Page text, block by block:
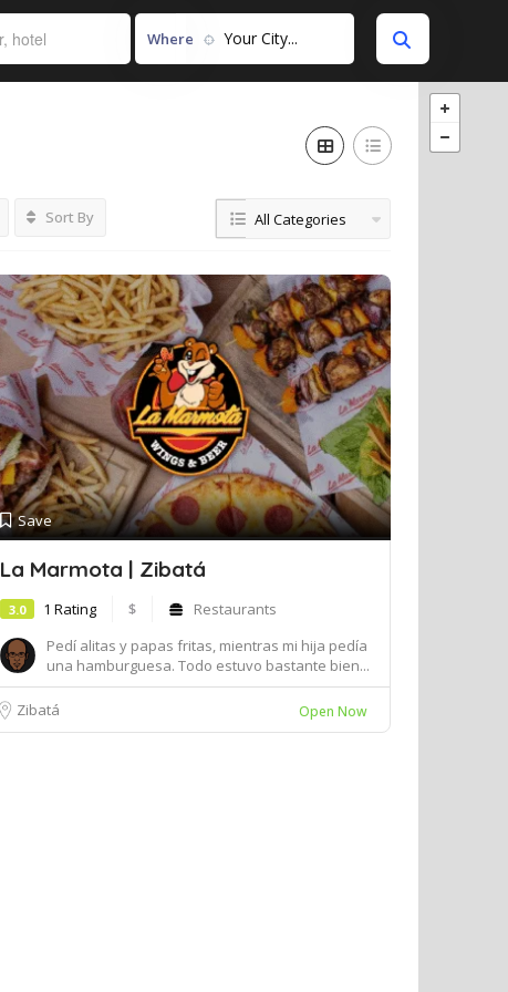
Where Your City...
Sort By All Categories
Save
La Marmota | Zibatá
3.0 1 Rating $
Restaurants
Pedí alitas y papas fritas, mientras mi hija pedía
una hamburguesa. Todo estuvo bastante bien...
Zibatá Open Now